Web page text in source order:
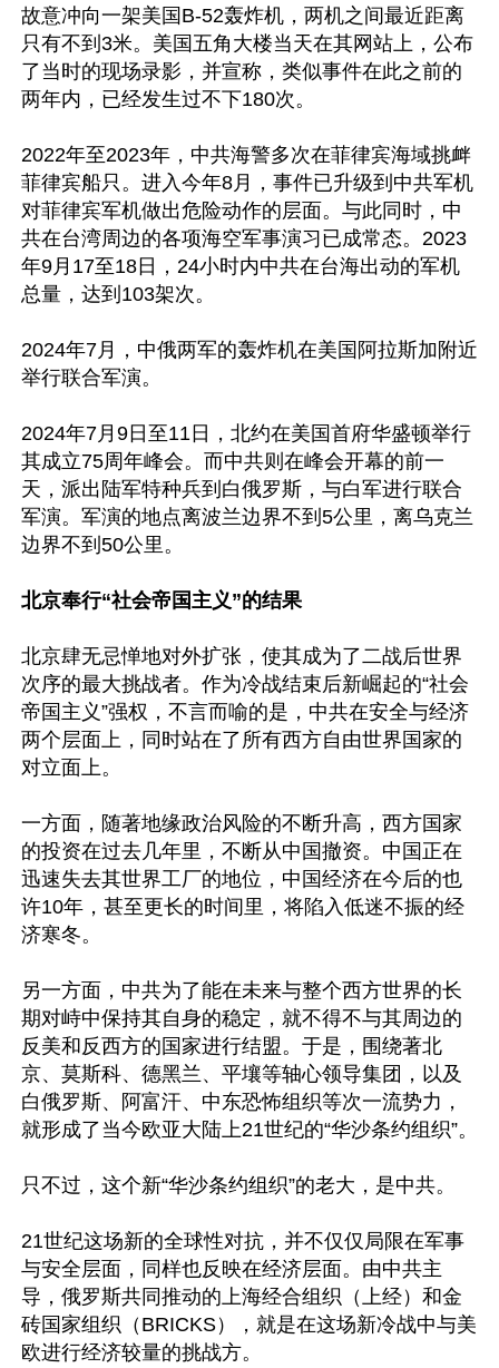
故意冲向一架美国B-52轰炸机，两机之间最近距离
只有不到3米。美国五角大楼当天在其网站上，公布
了当时的现场录影，并宣称，类似事件在此之前的
两年内，已经发生过不下180次。
2022年至2023年，中共海警多次在菲律宾海域挑衅
菲律宾船只。进入今年8月，事件已升级到中共军机
对菲律宾军机做出危险动作的层面。与此同时，中
共在台湾周边的各项海空军事演习已成常态。2023
年9月17至18日，24小时内中共在台海出动的军机
总量，达到103架次。
2024年7月，中俄两军的轰炸机在美国阿拉斯加附近
举行联合军演。
2024年7月9日至11日，北约在美国首府华盛顿举行
其成立75周年峰会。而中共则在峰会开幕的前一
天，派出陆军特种兵到白俄罗斯，与白军进行联合
军演。军演的地点离波兰边界不到5公里，离乌克兰
边界不到50公里。
北京奉行“社会帝国主义”的结果
北京肆无忌惮地对外扩张，使其成为了二战后世界
次序的最大挑战者。作为冷战结束后新崛起的“社会
帝国主义”强权，不言而喻的是，中共在安全与经济
两个层面上，同时站在了所有西方自由世界国家的
对立面上。
一方面，随著地缘政治风险的不断升高，西方国家
的投资在过去几年里，不断从中国撤资。中国正在
迅速失去其世界工厂的地位，中国经济在今后的也
许10年，甚至更长的时间里，将陷入低迷不振的经
济寒冬。
另一方面，中共为了能在未来与整个西方世界的长
期对峙中保持其自身的稳定，就不得不与其周边的
反美和反西方的国家进行结盟。于是，围绕著北
京、莫斯科、德黑兰、平壤等轴心领导集团，以及
白俄罗斯、阿富汗、中东恐怖组织等次一流势力，
就形成了当今欧亚大陆上21世纪的“华沙条约组织”。
只不过，这个新“华沙条约组织”的老大，是中共。
21世纪这场新的全球性对抗，并不仅仅局限在军事
与安全层面，同样也反映在经济层面。由中共主
导，俄罗斯共同推动的上海经合组织（上经）和金
砖国家组织（BRICKS），就是在这场新冷战中与美
欧进行经济较量的挑战方。